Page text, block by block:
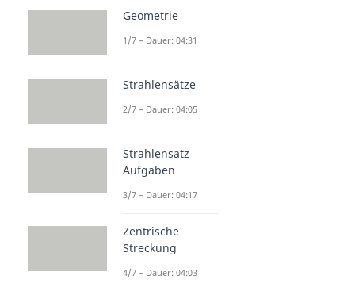
Geometrie
1/7 – Dauer: 04:31
Strahlensätze
2/7 – Dauer: 04:05
Strahlensatz
Aufgaben
3/7 – Dauer: 04:17
Zentrische
Streckung
4/7 – Dauer: 04:03